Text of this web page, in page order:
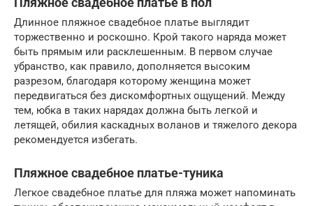
Длинное пляжное свадебное платье выглядит
торжественно и роскошно. Крой такого наряда может
быть прямым или расклешенным. В первом случае
убранство, как правило, дополняется высоким
разрезом, благодаря которому женщина может
передвигаться без дискомфортных ощущений. Между
тем, юбка в таких нарядах должна быть легкой и
летящей, обилия каскадных воланов и тяжелого декора
рекомендуется избегать.
Пляжное свадебное платье-туника
Легкое свадебное платье для пляжа может напоминать